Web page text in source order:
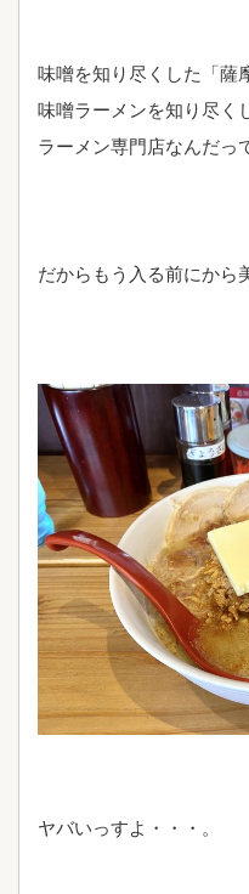
味噌を知り尽くした「薩
味噌ラーメンを知り尽く
ラーメン専門店なんだっ
だからもう入る前にから
ヤバいっすよ・・・。